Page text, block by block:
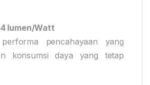
lumen/Watt
pencahayaan yang
konsumsi daya yang tetap